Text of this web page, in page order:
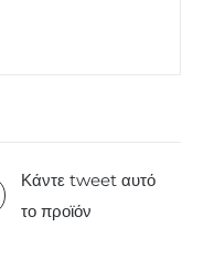
Κάντε tweet αυτό
το προϊόν